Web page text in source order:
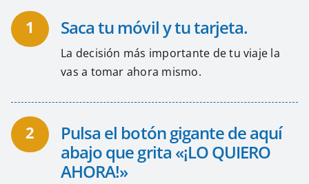
1 Saca tu móvil y tu tarjeta.
La decisión más importante de tu viaje la
vas a tomar ahora mismo.
2
Pulsa el botón gigante de aquí
abajo que grita «¡LO QUIERO
AHORA!»